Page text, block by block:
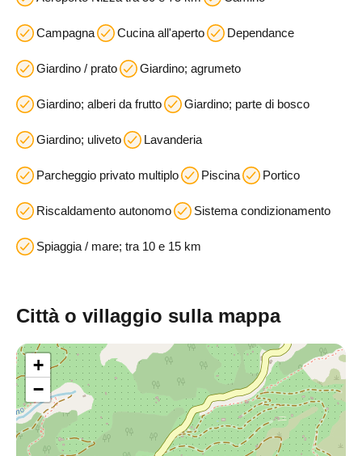
Campagna Cucina all'aperto Dependance
Giardino / prato Giardino; agrumeto
Giardino; alberi da frutto Giardino; parte di bosco
Giardino; uliveto Lavanderia
Parcheggio privato multiplo Piscina Portico
Riscaldamento autonomo Sistema condizionamento
Spiaggia / mare; tra 10 e 15 km
Città o villaggio sulla mappa
+
−